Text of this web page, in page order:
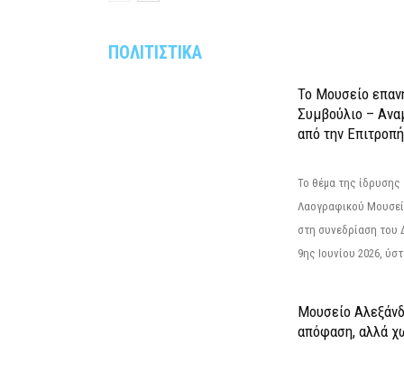
ΠΟΛΙΤΙΣΤΙΚΑ
Το Μουσείο
Συμβούλιο –
από την Επιτροπή
Το θέμα της ίδρυσης
Λαογραφικού
στη συνεδρίαση του
9ης Ιουνίου 2026,
Μουσείο
απόφαση, αλλά